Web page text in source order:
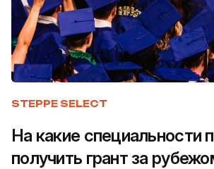
STEPPE SELECT
На какие специальности
получить грант за